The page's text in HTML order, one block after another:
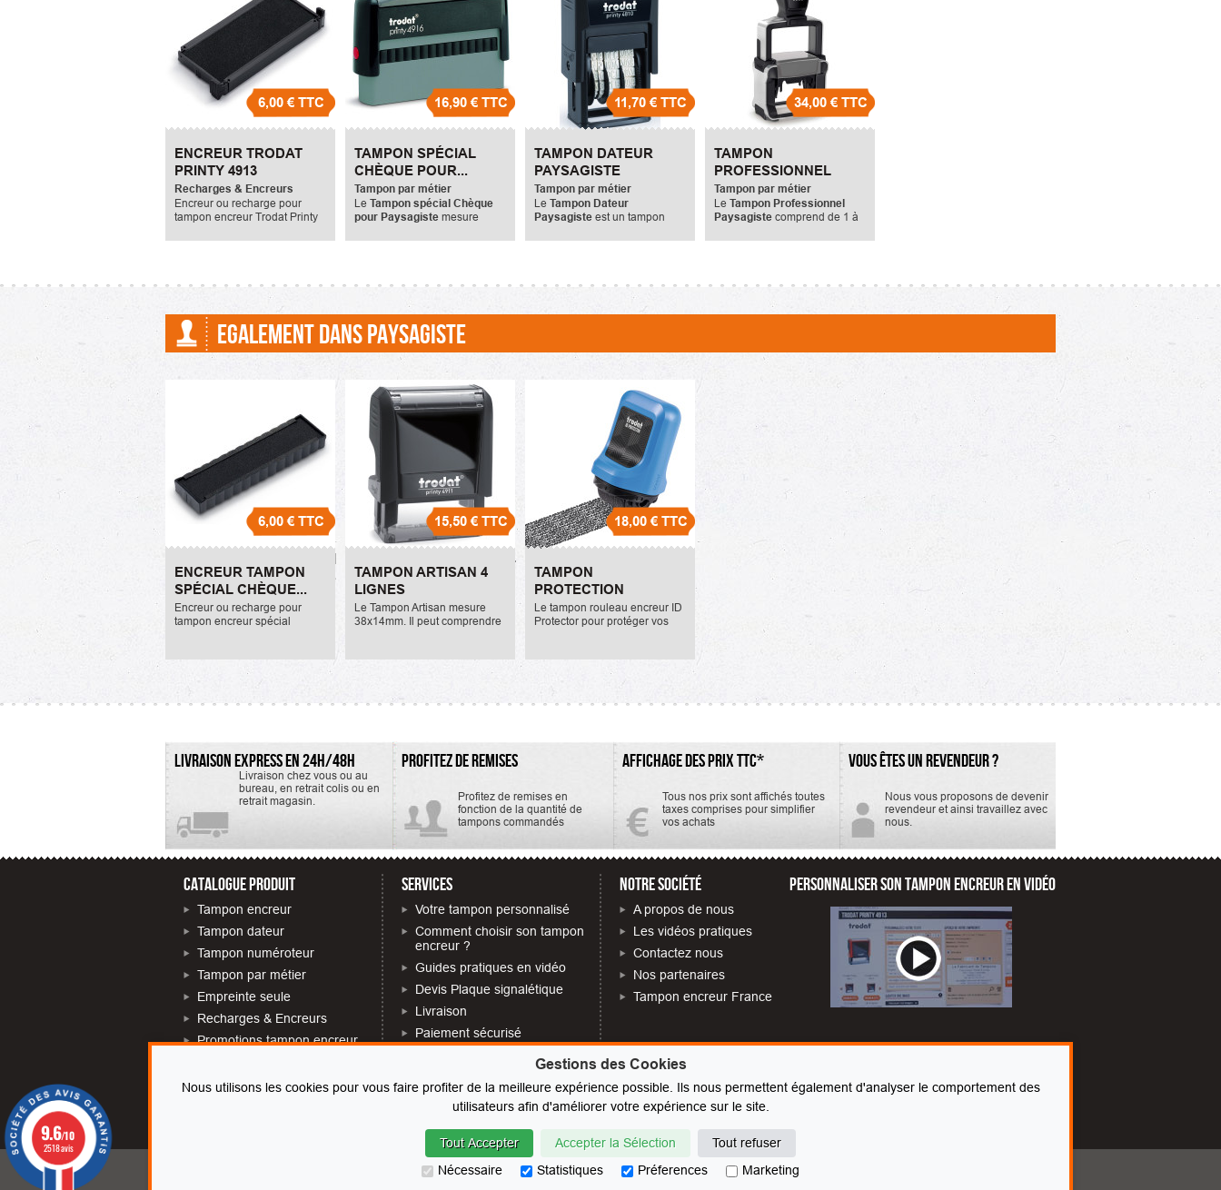
6,00 €TTC
ENCREUR TRODAT
PRINTY 4913
Recharges & Encreurs
Encreur ou recharge pour
tampon encreur Trodat Printy
E4913.
16,90 €TTC
TAMPON SPÉCIAL
CHÈQUE POUR...
Tampon par métier
Le Tampon spécial Chèque
pour Paysagiste mesure
peut comprendre 2 lignes de
11,70 € TTC
TAMPON DATEUR
PAYSAGISTE
Tampon par métier
Le Tampon Dateur
Paysagiste est un tampon
20x3,8mm. L'ajout de texte
34,00 €TTC
TAMPON
PROFESSIONNEL
PAYSAGISTE
Tampon par métier
Le Tampon Professionnel
Paysagiste comprend de 1 à
Il dispose d'une armature
EGALEMENT DANS PAYSAGISTE
6,00 €TTC
ENCREUR TAMPON
SPÉCIAL CHÈQUE...
Encreur ou recharge pour
tampon encreur spécial
Encreur Tampon spécial
Chèque pour Paysagiste
6,00 €
15,50 €TTC
TAMPON ARTISAN 4
LIGNES
Le Tampon Artisan mesure
38x14mm. Il peut comprendre
disponibles sont le noir, rouge,
Tampon Artisan 4
Lignes
15,50 €
18,00 €TTC
TAMPON
PROTECTION
IDENTITÉ - ID...
Le tampon rouleau encreur ID
Protector pour protéger vos
sur vos documents. Hauteur
Identité - ID
PROTECTOR
18,00 €
LIVRAISON EXPRESS EN 24H/48H
Livraison chez vous ou au
bureau, en retrait colis ou en
retrait magasin.
PROFITEZ DE REMISES
Profitez de remises en
fonction de la quantité de
tampons commandés
AFFICHAGE DES PRIX TTC*
Tous nos prix sont affichés toutes
taxes comprises pour simplifier
vos achats
VOUS ÊTES UN REVENDEUR ?
Nous vous proposons de devenir
revendeur et ainsi travaillez avec
nous.
CATALOGUE PRODUIT
Tampon encreur
Tampon dateur
Tampon numéroteur
Tampon par métier
Empreinte seule
Recharges & Encreurs
Promotions tampon encreur
SERVICES
Votre tampon personnalisé
Comment choisir son tampon
encreur ?
Guides pratiques en vidéo
Devis Plaque signalétique
Livraison
Paiement sécurisé
FAQ
Avis tampons encreurs
Gestion des cookies
NOTRE SOCIÉTÉ
A propos de nous
Les vidéos pratiques
Contactez nous
Nos partenaires
Tampon encreur France
PERSONNALISER SON TAMPON ENCREUR EN VIDÉO
© Le fabricant de Tampons Contact Mentions légales
Plan du site
Gestions des Cookies
Nous utilisons les cookies pour vous faire profiter de la meilleure expérience possible. Ils nous permettent également d'analyser le comportement des
utilisateurs afin d'améliorer votre expérience sur le site.
Tout Accepter Accepter la Sélection
Tout refuser
Nécessaire
Statistiques Préferences Marketing
9.6/10
2518 avis